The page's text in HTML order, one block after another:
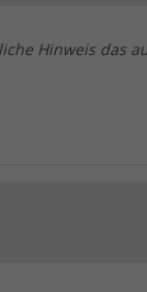
Hinweis das